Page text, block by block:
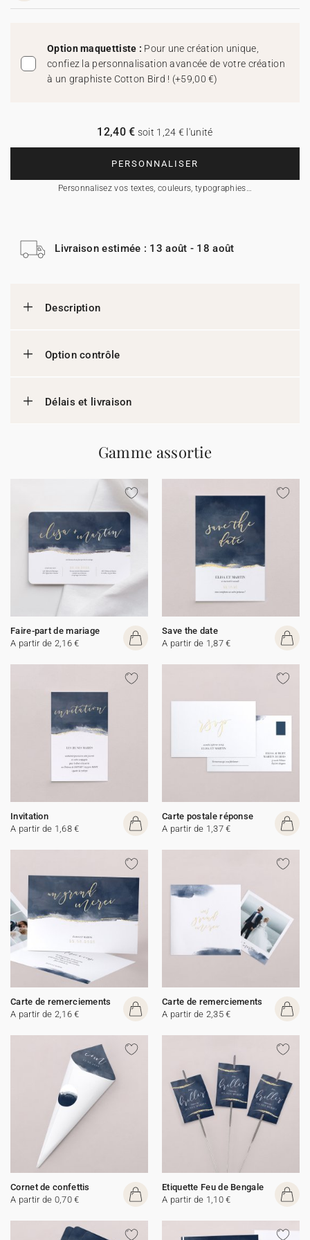
Option maquettiste : Pour une création unique,
confiez la personnalisation avancée de votre création
à un graphiste Cotton Bird ! (+59,00 €)
PERSONNALISER
Personnalisez vos textes, couleurs, typographies…
12,40 € soit 1,24 € l'unité
Livraison estimée : 13 août - 18 août
Description
Option contrôle
Délais et livraison
Gamme assortie
Faire-part de mariage
A partir de 2,16 €
Save the date
A partir de 1,87 €
Invitation
A partir de 1,68 €
Carte postale réponse
A partir de 1,37 €
Carte de remerciements
A partir de 2,16 €
Carte de remerciements
A partir de 2,35 €
Cornet de confettis
A partir de 0,70 €
Etiquette Feu de Bengale
A partir de 1,10 €